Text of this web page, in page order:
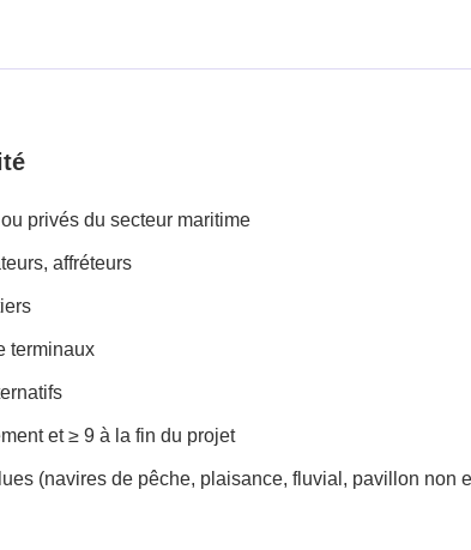
privés du secteur maritime
affréteurs
terminaux
et ≥ 9 à la fin du projet
(navires de pêche, plaisance, fluvial, pavillon non